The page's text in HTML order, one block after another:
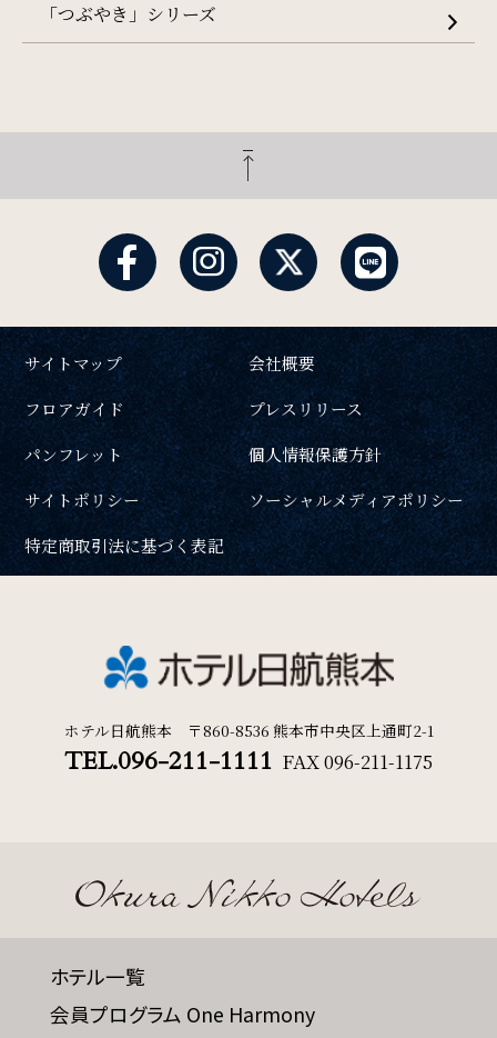
「つぶやき」シリーズ
サイトマップ
会社概要
フロアガイド
プレスリリース
パンフレット
個人情報保護方針
サイトポリシー
ソーシャルメディアポリシー
特定商取引法に基づく表記
ホテル日航熊本 〒860-8536 熊本市中央区上通町2-1
TEL.096-211-1111 FAX096-211-1175
ホテル一覧
会員プログラム One Harmony